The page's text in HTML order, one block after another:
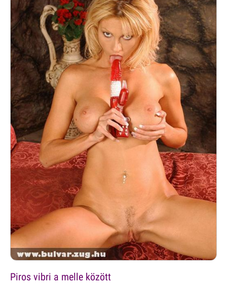
Piros vibri a melle között